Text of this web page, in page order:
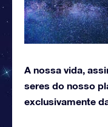
A nossa vida,
seres do nosso
exclusivamente